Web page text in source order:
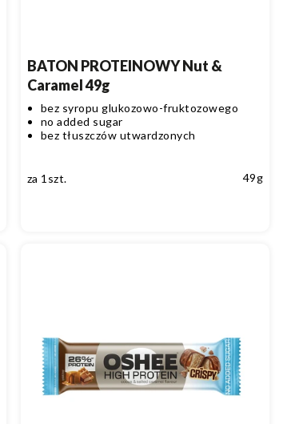
BATON PROTEINOWY Nut &
Caramel 49g
bez syropu glukozowo-fruktozowego
no added sugar
bez tłuszczów utwardzonych
za 1szt. 49g